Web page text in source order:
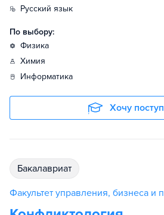
русский язык
По выбору:
физика
химия
информатика
Хочу
бакалавриат
Факультет управления, бизнеса